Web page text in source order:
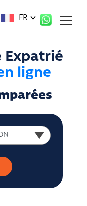
FR
Expatrié
ligne